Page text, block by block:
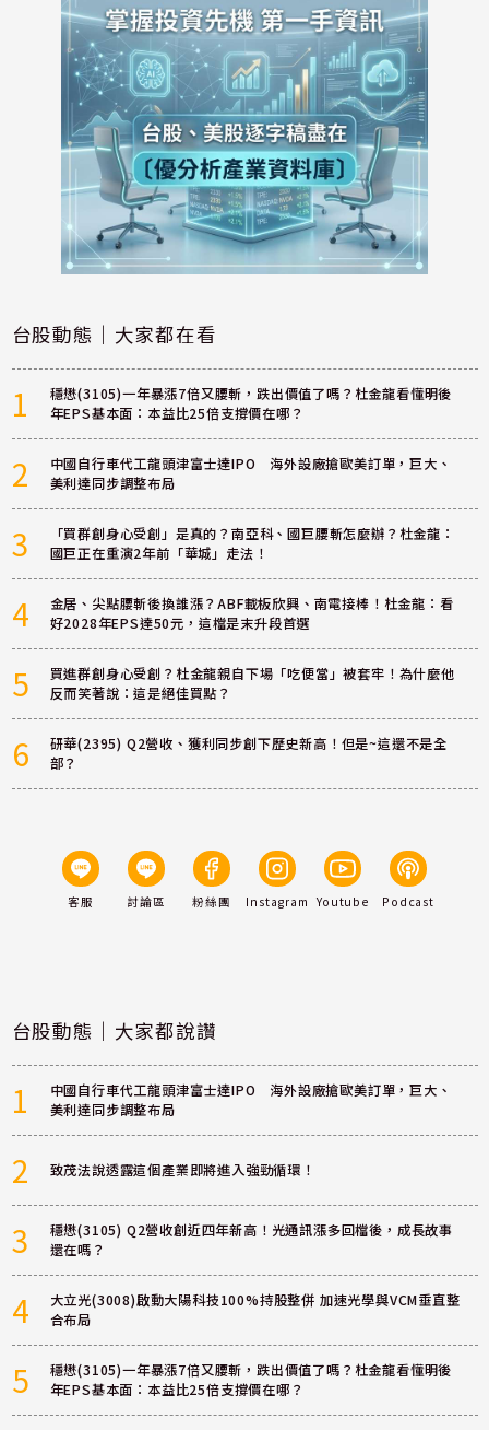
台股動態｜大家都在看
1
穩懋(3105)一年暴漲7倍又腰斬，跌出價值了嗎？杜金龍看懂明後
年EPS基本面：本益比25倍支撐價在哪？
2
中國自行車代工龍頭津富士達IPO 海外設廠搶歐美訂單，巨大、
美利達同步調整布局
3
「買群創身心受創」是真的？南亞科、國巨腰斬怎麼辦？杜金龍：
國巨正在重演2年前「華城」走法！
4
金居、尖點腰斬後換誰漲？ABF載板欣興、南電接棒！杜金龍：看
好2028年EPS達50元，這檔是末升段首選
5
買進群創身心受創？杜金龍親自下場「吃便當」被套牢！為什麼他
反而笑著說：這是絕佳買點？
6
研華(2395) Q2營收、獲利同步創下歷史新高！但是~這還不是全
部？
客服 討論區 粉絲團 Instagram Youtube Podcast
台股動態｜大家都說讚
1
中國自行車代工龍頭津富士達IPO 海外設廠搶歐美訂單，巨大、
美利達同步調整布局
2 致茂法說透露這個產業即將進入強勁循環！
3
穩懋(3105) Q2營收創近四年新高！光通訊漲多回檔後，成長故事
還在嗎？
4
大立光(3008)啟動大陽科技100%持股整併 加速光學與VCM垂直整
合布局
5
穩懋(3105)一年暴漲7倍又腰斬，跌出價值了嗎？杜金龍看懂明後
年EPS基本面：本益比25倍支撐價在哪？